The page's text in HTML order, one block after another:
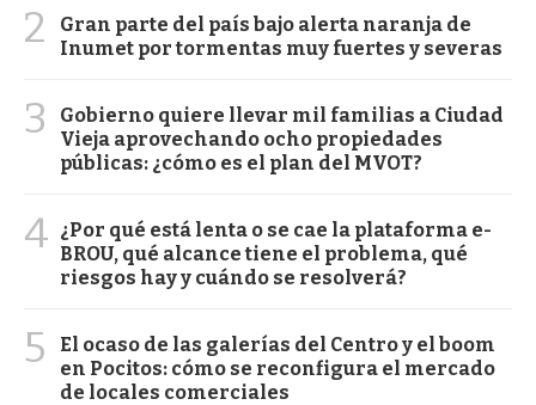
2
Gran parte del país bajo alerta naranja de
Inumet por tormentas muy fuertes y severas
3
Gobierno quiere llevar mil familias a Ciudad
Vieja aprovechando ocho propiedades
públicas: ¿cómo es el plan del MVOT?
4 ¿Por qué está lenta o se cae la plataforma e-
BROU, qué alcance tiene el problema, qué
riesgos hay y cuándo se resolverá?
5
El ocaso de las galerías del Centro y el boom
en Pocitos: cómo se reconfigura el mercado
de locales comerciales